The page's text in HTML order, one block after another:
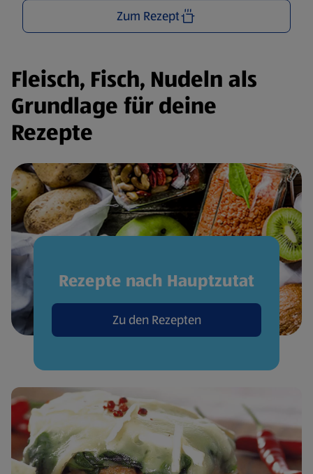
Zum Rezept
Fleisch, Fisch, Nudeln als
Grundlage für deine
Rezepte
Rezepte nach Hauptzutat
Zu den Rezepten